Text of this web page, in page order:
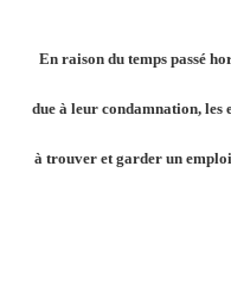
En raison du temps passé
due à leur condamnation, les
à trouver et garder un